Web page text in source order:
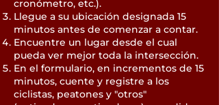
cronómetro, etc.).
Llegue a su ubicación designada 15
minutos antes de comenzar a contar.
Encuentre un lugar desde el cual
pueda ver mejor toda la intersección.
En el formulario, en incrementos de 15
minutos, cuente y registre a los
ciclistas, peatones y "otros"